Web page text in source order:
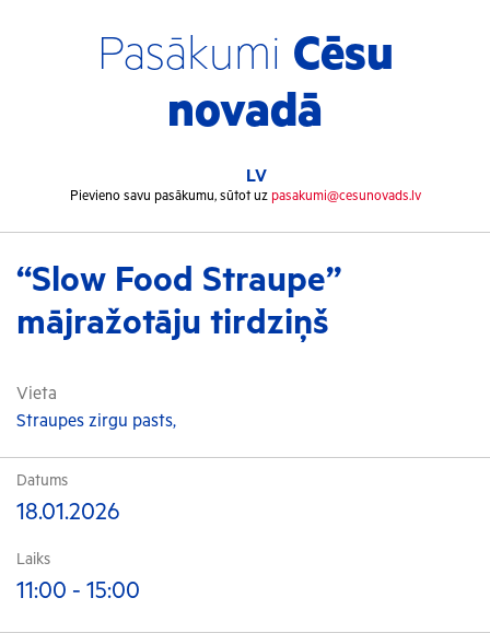
Pasākumi Cēsu
novadā
LV
Pievieno savu pasākumu, sūtot uz pasakumi@cesunovads.lv
“Slow Food Straupe”
mājražotāju tirdziņš
Vieta
Straupes zirgu pasts,
Datums
18.01.2026
Laiks
11:00 - 15:00